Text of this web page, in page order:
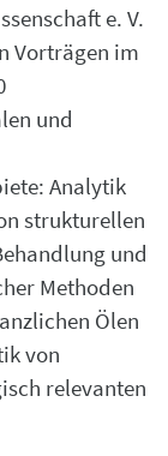
e. V.
Vorträgen im
und
Analytik
strukturellen
und
Methoden
Ölen
von
relevanten